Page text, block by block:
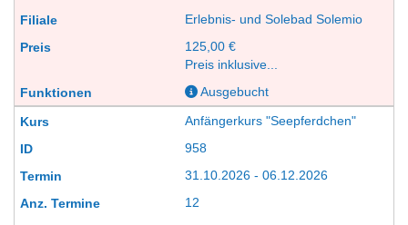
Erlebnis- und Solebad Solemio
125,00 €
Preis inklusive...
Ausgebucht
Anfängerkurs "Seepferdchen"
958
31.10.2026 - 06.12.2026
12